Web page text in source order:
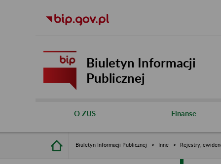
Biuletyn Informacji
Publicznej
O ZUS Finanse
Biuletyn Informacji Publicznej Inne Rejestry,